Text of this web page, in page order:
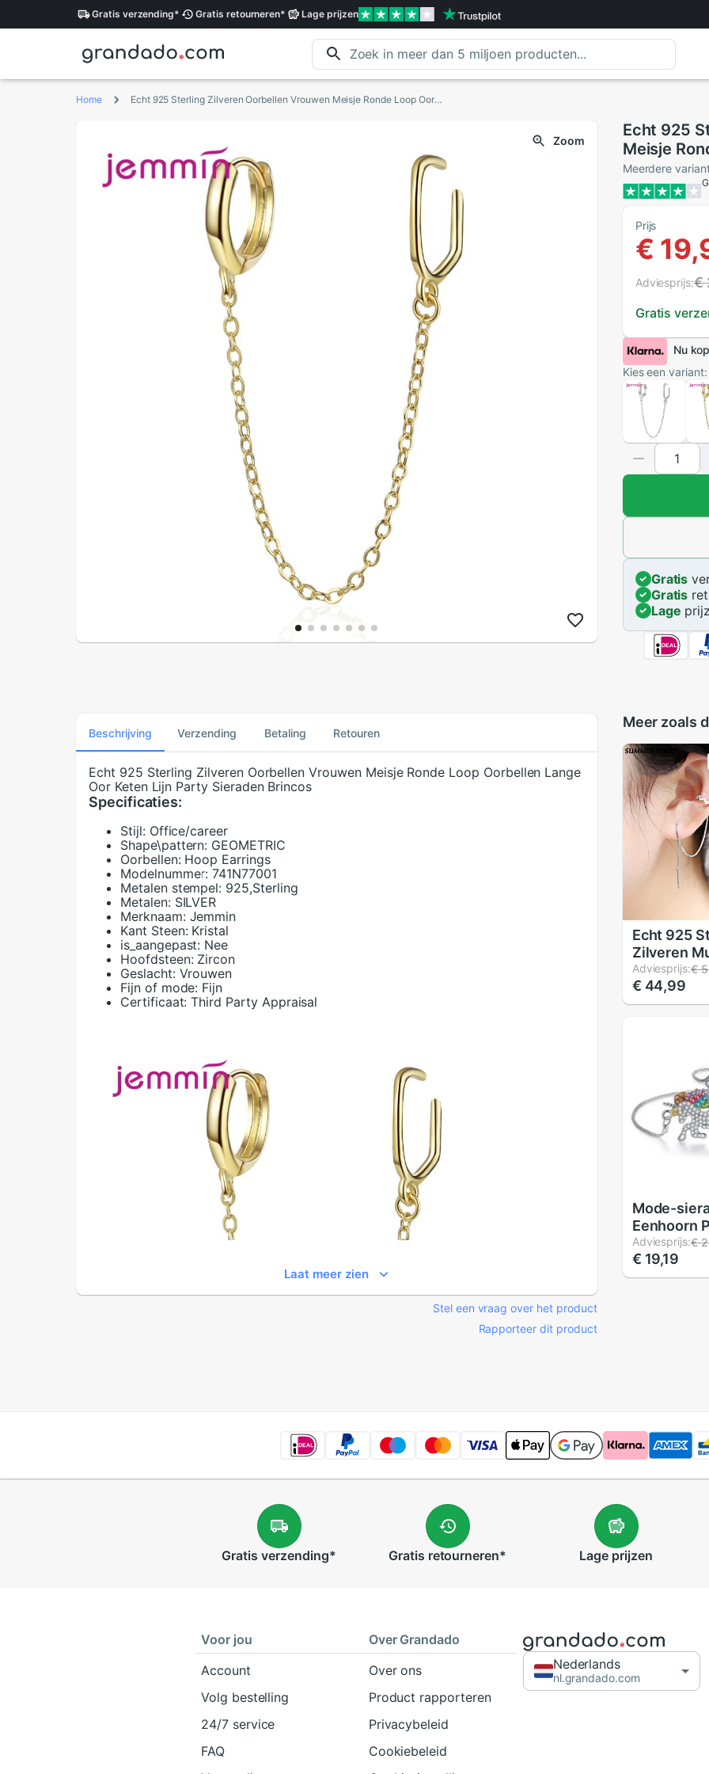
Gratis verzending* Gratis retourneren* Lageprijzen
Home Echt 925 Sterling Zilveren Oorbellen Vrouwen Meisje Ronde Loop Oorbellen Lange Oor Keten Lijn Party Sieraden Brincos
Zoom
Echt 925
Meisje
Lijn Party
Meerdere
Prijs
€
Gratis
Adviesprijs:€
Nu
Kies een variant:
Gratis
Gratis
Lage
Beschrijving Verzending Betaling Retouren
Echt 925 Sterling Zilveren Oorbellen Vrouwen Meisje Ronde Loop Oorbellen Lange
Oor Keten Lijn Party Sieraden Brincos
Specificaties:
Stijl: Office/career
Shape\pattern: GEOMETRIC
Oorbellen: Hoop Earrings
Modelnummer: 741N77001
Metalen stempel: 925,Sterling
Metalen: SILVER
Merknaam: Jemmin
Kant Steen: Kristal
is_aangepast: Nee
Hoofdsteen: Zircon
Geslacht: Vrouwen
Fijn of mode: Fijn
Certificaat: Third Party Appraisal
Laat meer zien
Stel een vraag over het product
Rapporteer dit product
Meer zoals
Echt 925
Zilveren
Manchet
met Lange
Kwastje
voor
Adviesprijs:€
€ 44,99
Mode-
Eenhoorn
Kristallen
Zilveren
Armband
Adviesprijs:€
€ 19,19
Gratis verzending* Gratis retourneren* Lage prijzen
Voor jou
Account
Volg bestelling
24/7 service
FAQ
Over Grandado
Over ons
Product rapporteren
Privacybeleid
Cookiebeleid
Nederlands
nl.grandado.com